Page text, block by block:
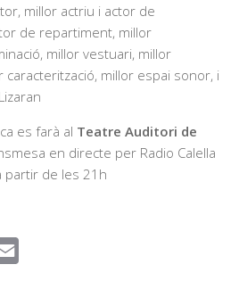
millor actriu i actor de
de repartiment, millor
millor vestuari, millor
caracterització, millor espai sonor, i
es farà al Teatre Auditori de
en directe per Radio Calella
partir de les 21h